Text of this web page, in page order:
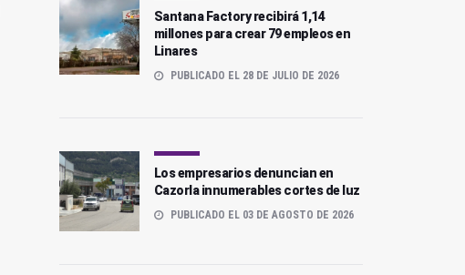
Santana Factory recibirá 1,14
millones para crear 79 empleos en
Linares
PUBLICADO EL 28 DE JULIO DE 2026
Los empresarios denuncian en
Cazorla innumerables cortes de luz
PUBLICADO EL 03 DE AGOSTO DE 2026